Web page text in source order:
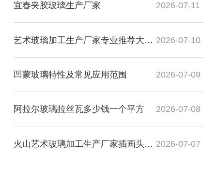
宜春夹胶玻璃生产厂家 2026-07-11
艺术玻璃加工生产厂家专业推荐大专毕业 2026-07-10
凹蒙玻璃特性及常见应用范围 2026-07-09
阿拉尔玻璃拉丝瓦多少钱一个平方 2026-07-08
火山艺术玻璃加工生产厂家插画头像图 2026-07-07